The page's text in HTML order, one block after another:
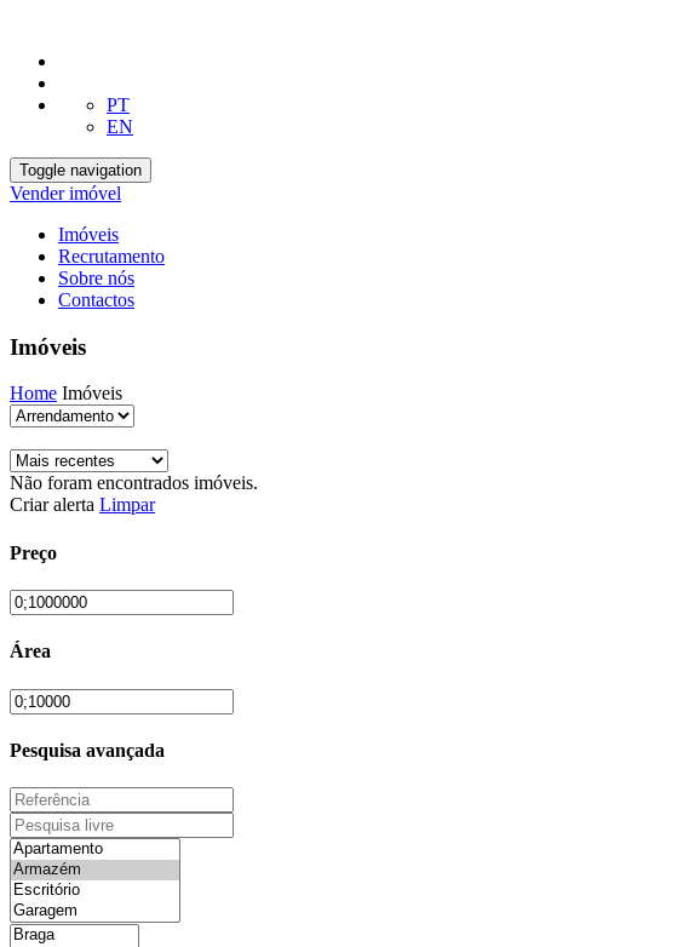
PT
EN
Toggle navigation
Vender imóvel
Imóveis
Recrutamento
Sobre nós
Contactos
Imóveis
Home Imóveis
Não foram encontrados imóveis.
Criar alerta Limpar
Preço
Área
Pesquisa avançada